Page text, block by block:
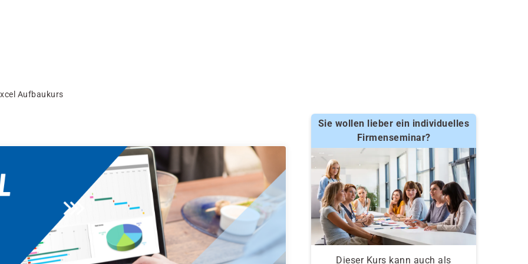
Aufbaukurs
Sie wollen lieber ein individuelles
Firmenseminar?
Dieser Kurs kann auch als